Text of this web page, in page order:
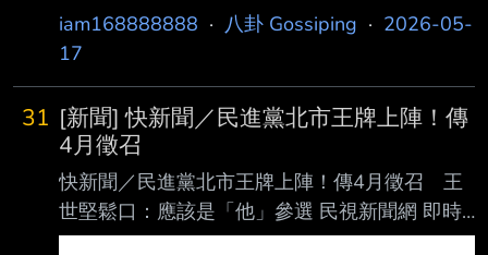
（Donald Trump）結束北京訪問行程，搭乘空
軍一號專機返航途中向外媒透 露，他在會談期
諾。川普還說，在定奪軍售 計畫之前，會考慮
先與那位「治理台灣的人」（the person that's
running Taiwan）進 行通話。各界普遍認定
「The person」是指總統賴清德，但政大國關中
心兼任研究員嚴震 生認為，川普不可能和賴清
iam168888888 · 八卦 Gossiping · 2026-05-
17
31 [新聞] 快新聞／民進黨北市王牌上陣！傳
4月徵召
快新聞／民進黨北市王牌上陣！傳4月徵召 王
世堅鬆口：應該是「他」參選 民視新聞網 即時
中心／黃于庭、許雯絜報導 民進黨持續布局九